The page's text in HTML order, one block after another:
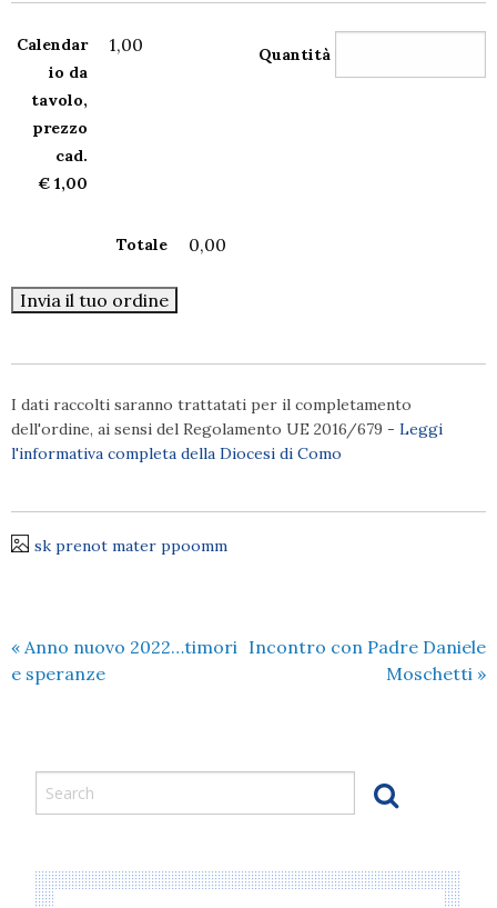
Calendar
io da
tavolo,
prezzo
cad.
€ 1,00
1,00 Quantità
Totale 0,00
I dati raccolti saranno trattatati per il completamento
dell'ordine, ai sensi del Regolamento UE 2016/679 - Leggi
l'informativa completa della Diocesi di Como
sk prenot mater ppoomm
« Anno nuovo 2022…timori
e speranze
Incontro con Padre Daniele
Moschetti »